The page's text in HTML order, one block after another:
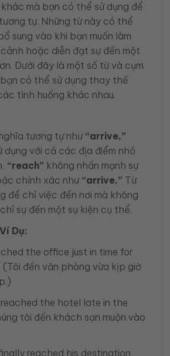
mà bạn có thể sử dụng để
tự. Những từ này có thể
sung vào khi bạn muốn làm
hoặc diễn đạt sự đến một
Dưới đây là một số từ và cụm
có thể sử dụng thay thế
tình huống khác nhau.
tương tự như“arrive,”
dụng với cả các địa điểm nhỏ
“reach” không nhấn mạnh sự
chính xác như“arrive.” Từ
để chỉ việc đến nơi mà không
sự đến một sự kiện cụ thể.
Dụ:
the office just in time for
(Tôi đến văn phòng vừa kịp giờ
reached the hotel late in the
tôi đến khách sạn muộn vào
reached his destination